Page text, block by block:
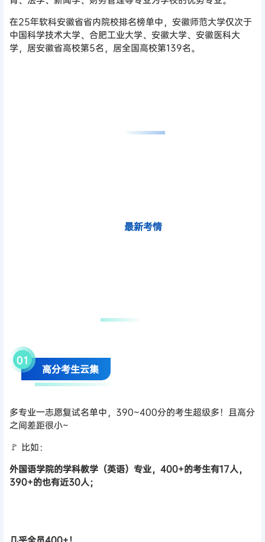
在25年软科安徽省省内院校排名榜单中，安徽师范大学仅次于
中国科学技术大学、合肥工业大学、安徽大学、安徽医科大
学，居安徽省高校第5名，居全国高校第139名。
最新考情
01
高分考生云集
多专业一志愿复试名单中，390~400分的考生超级多！且高分
之间差距很小~
🚩 比如：
外国语学院的学科教学（英语）专业，400+的考生有17人，
390+的也有近30人；